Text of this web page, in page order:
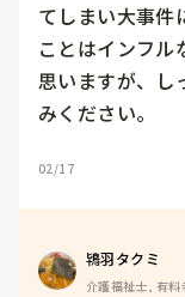
てしまい大事件
ことはインフル
思いますが、し
みください。
02/17
鴇羽タクミ
介護福祉士, 有料